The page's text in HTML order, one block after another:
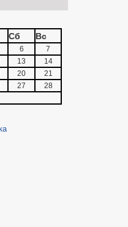
Сб Вс
6
7
13
14
20
21
27
28